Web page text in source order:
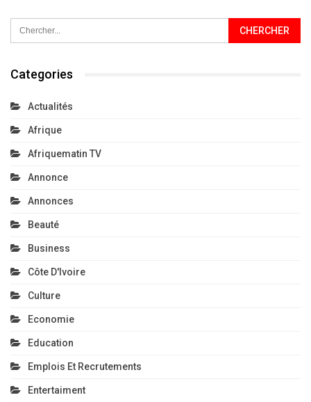
Categories
Actualités
Afrique
Afriquematin TV
Annonce
Annonces
Beauté
Business
Côte D'Ivoire
Culture
Economie
Education
Emplois Et Recrutements
Entertaiment